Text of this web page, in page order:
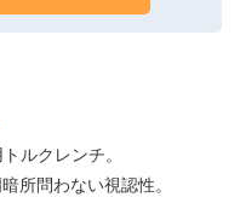
ルクレンチ。
所問わない視認性。